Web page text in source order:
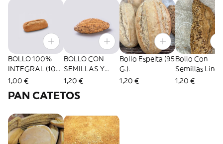
BOLLO 100%
INTEGRAL (100
gr.)
1,00 €
BOLLO CON
SEMILLAS Y
CEREALES
1,20 €
Bollo Espelta (95
G.).
1,20 €
Bollo Con
Semillas Lino
G.).
1,20 €
PAN CATETOS